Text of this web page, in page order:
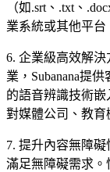
（如.srt、.txt、
業系統或其他平台
6. 企業級高效解
業，Subanana提
的語音辨識技術
對媒體公司、教育
7. 提升內容無障礙
滿足無障礙需求